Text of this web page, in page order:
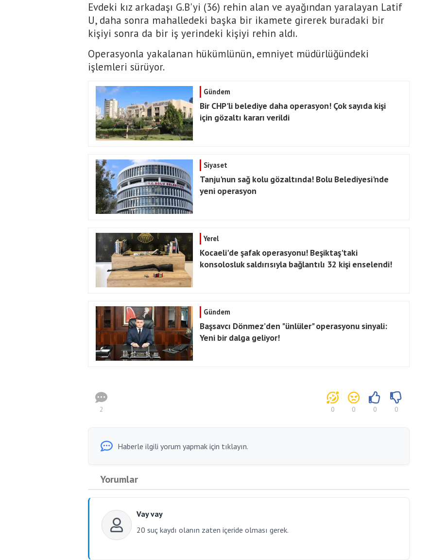
Evdeki kız arkadaşı G.B'yi (36) rehin alan ve ayağından yaralayan Latif
U, daha sonra mahalledeki başka bir ikamete girerek buradaki bir
kişiyi sonra da bir iş yerindeki kişiyi rehin aldı.
Operasyonla yakalanan hükümlünün, emniyet müdürlüğündeki
işlemleri sürüyor.
Gündem
Bir CHP'li belediye daha operasyon! Çok sayıda kişi
için gözaltı kararı verildi
Siyaset
Tanju'nun sağ kolu gözaltında! Bolu Belediyesi'nde
yeni operasyon
Yerel
Kocaeli'de şafak operasyonu! Beşiktaş'taki
konsolosluk saldırısıyla bağlantılı 32 kişi enselendi!
Gündem
Başsavcı Dönmez’den "ünlüler" operasyonu sinyali:
Yeni bir dalga geliyor!
2 0 0 0 0
Haberle ilgili yorum yapmak için tıklayın.
Yorumlar
Vay vay
20 suç kaydı olanın zaten içeride olması gerek.